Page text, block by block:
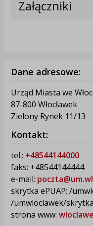
Załączniki
Dane adresowe:
Urząd Miasta we
87-800 Włocławek
Zielony Rynek 11/13
Kontakt:
tel.: +48544144000
faks: +48544144444
e-mail:
skrytka ePUAP: /
/umwloclawek/skrytka
strona www: